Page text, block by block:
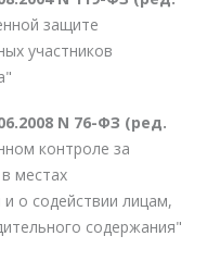
защите
участников
N 76-ФЗ (ред.
контроле за
местах
о содействии лицам,
содержания"